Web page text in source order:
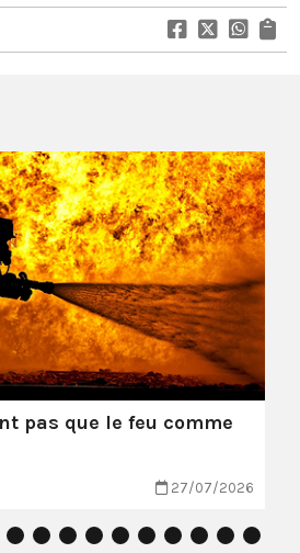
pas que le feu comme
27/07/2026